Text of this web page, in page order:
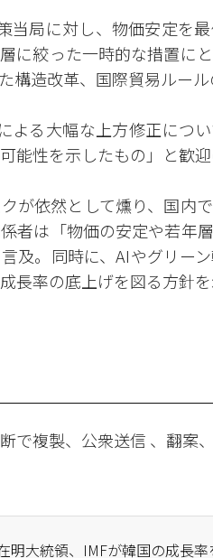
当局に対し、物価安定を
に絞った一時的な措置に
構造改革、国際貿易ルー
よる大幅な上方修正につ
能性を示したもの」と歓迎
が依然として燻り、国内
者は「物価の安定や若年
及。同時に、AIやグリー
長率の底上げを図る方針を
で複製、公衆送信 、翻案